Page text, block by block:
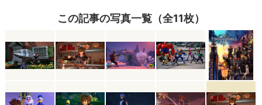
この記事の写真一覧（全11枚）